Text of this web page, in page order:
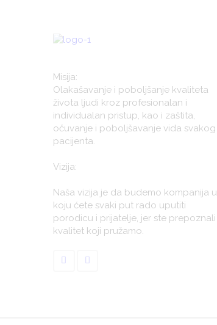
Misija:
Olakašavanje i poboljšanje kvaliteta
života ljudi kroz profesionalan i
individualan pristup, kao i zaštita,
očuvanje i poboljšavanje vida svakog
pacijenta.
Vizija:
Naša vizija je da budemo kompanija u
koju ćete svaki put rado uputiti
porodicu i prijatelje, jer ste prepoznali
kvalitet koji pružamo.